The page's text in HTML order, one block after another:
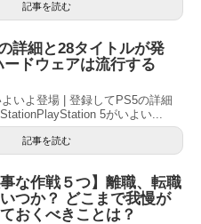
記事を読む
詳細と28タイトルが発
ドウェアは流行する
いよ登場 | 登録してPS5の詳細
5がいよい...
記事を読む
事な作戦５つ】離職、転職
つか？ どこまで我慢が
おくべきことは？